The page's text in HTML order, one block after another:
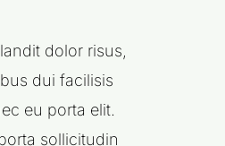
dolor risus,
dui facilisis
eu porta elit.
sollicitudin